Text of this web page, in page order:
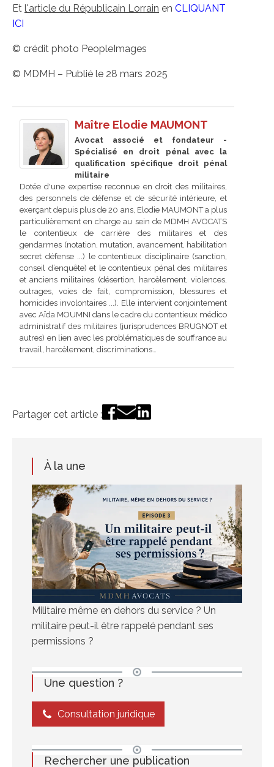
Et l'article du Républicain Lorrain en CLIQUANT
ICI
© crédit photo PeopleImages
© MDMH – Publié le 28 mars 2025
Maître Elodie MAUMONT
Avocat associé et fondateur -
Spécialisé en droit pénal avec la
qualification spécifique droit pénal
militaire
Dotée d'une expertise reconnue en droit des militaires,
des personnels de défense et de sécurité intérieure, et
exerçant depuis plus de 20 ans, Elodie MAUMONT a plus
particulièrement en charge au sein de MDMH AVOCATS
le contentieux de carrière des militaires et des
gendarmes (notation, mutation, avancement, habilitation
secret défense ...) le contentieux disciplinaire (sanction,
conseil d’enquête) et le contentieux pénal des militaires
et anciens militaires (désertion, harcèlement, violences,
outrages, voies de fait, compromission, blessures et
homicides involontaires ...). Elle intervient conjointement
avec Aïda MOUMNI dans le cadre du contentieux médico
administratif des militaires (jurisprudences BRUGNOT et
autres) en lien avec les problématiques de souffrance au
travail, harcèlement, discriminations…
Partager cet article :
À la une
Militaire même en dehors du service ? Un
militaire peut-il être rappelé pendant ses
permissions ?
Une question ?
Consultation juridique
Rechercher une publication